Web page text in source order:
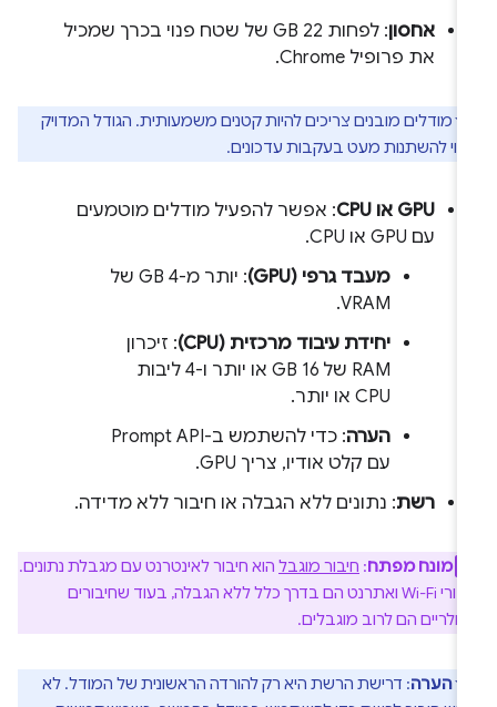
אחסון
: לפחות 22 GB של שטח פנוי בכרך שמכיל
את פרופיל Chrome.
מודלים מובנים צריכים להיות קטנים משמעותית. הגודל המדויק
להשתנות מעט בעקבות עדכונים.
GPU או CPU
: אפשר להפעיל מודלים מוטמעים
מעבד גרפי (GPU)
: יותר מ-4 GB של
VRAM.
יחידת עיבוד מרכזית (CPU)
: זיכרון
RAM של 16 GB או יותר ו-4 ליבות
CPU או יותר.
הערה
: כדי להשתמש ב-Prompt API
עם קלט אודיו, צריך GPU.
רשת: נתונים ללא הגבלה או חיבור ללא מדידה.
מונח מפתח:חיבור מוגבלהוא חיבור לאינטרנט עם מגבלת נתונים.
חיבורי Wi-Fi ואתרנט הם בדרך כלל ללא הגבלה, בעוד שחיבורים
הם לרוב מוגבלים.
הערה: דרישת הרשת היא רק להורדה הראשונית של המודל. לא